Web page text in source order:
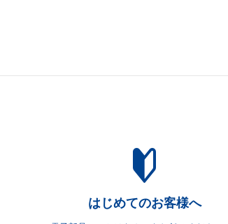
はじめてのお客様へ